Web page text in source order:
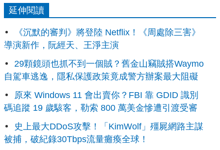
延伸閱讀
《沉默的審判》將登陸 Netflix！《周處除三害》
導演新作，阮經天、王淨主演
29顆鏡頭也抓不到一個賊？舊金山竊賊搭Waymo
自駕車逃逸，隱私保護政策竟成警方辦案最大阻礙
原來 Windows 11 會出賣你？FBI 靠 GDID 識別
碼追蹤 19 歲駭客，勒索 800 萬美金慘遭引渡受審
史上最大DDoS攻擊！「KimWolf」殭屍網路主謀
被捕，破紀錄30Tbps流量癱瘓全球！